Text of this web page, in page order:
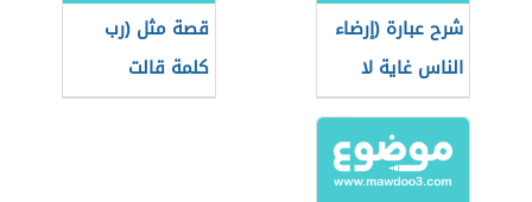
شرح عبارة (إرضاء
الناس غاية لا
تدرك)
قصة مثل (رب
كلمة قالت
لصاحبها دعني)